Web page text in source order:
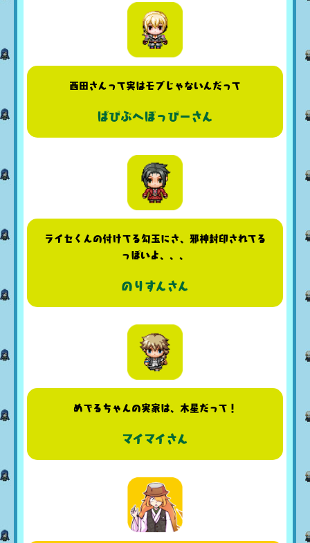
西田さんって実はモブじゃないんだって
ぱぴぷへぽっぴーさん
ライセくんの付けてる勾玉にさ、邪神封印されてる
っぽいよ、、、
のりすんさん
めでるちゃんの実家は、木星だって！
マイマイさん